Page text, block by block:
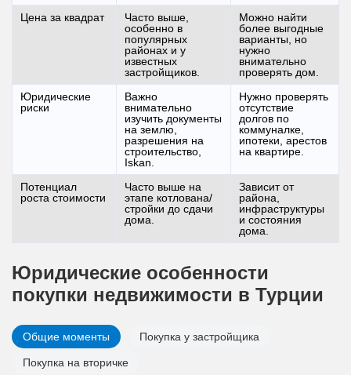
Цена за квадрат
Часто выше,
особенно в
популярных
районах и у
известных
застройщиков.
Можно найти
более выгодные
варианты, но
нужно
внимательно
проверять дом.
Юридические
риски
Важно
внимательно
изучить документы
на землю,
разрешения на
строительство,
Iskan.
Нужно проверять
отсутствие
долгов по
коммуналке,
ипотеки, арестов
на квартире.
Потенциал
роста стоимости
Часто выше на
этапе котлована/
стройки до сдачи
дома.
Зависит от
района,
инфраструктуры
и состояния
дома.
Юридические особенности
покупки недвижимости в Турции
Общие моменты Покупка у застройщика
Покупка на вторичке